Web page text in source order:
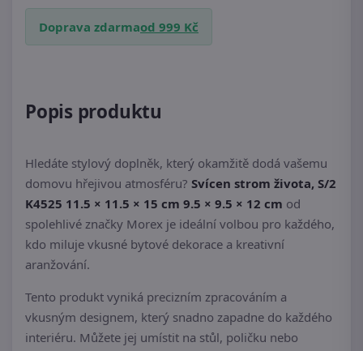
Doprava zdarmaod 999 Kč
Popis produktu
Hledáte stylový doplněk, který okamžitě dodá vašemu
domovu hřejivou atmosféru? Svícen strom života, S/2
K4525 11.5 × 11.5 × 15 cm 9.5 × 9.5 × 12 cm od
spolehlivé značky Morex je ideální volbou pro každého,
kdo miluje vkusné bytové dekorace a kreativní
aranžování.
Tento produkt vyniká precizním zpracováním a
vkusným designem, který snadno zapadne do každého
interiéru. Můžete jej umístit na stůl, poličku nebo